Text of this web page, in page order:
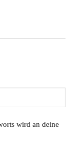
wird an deine